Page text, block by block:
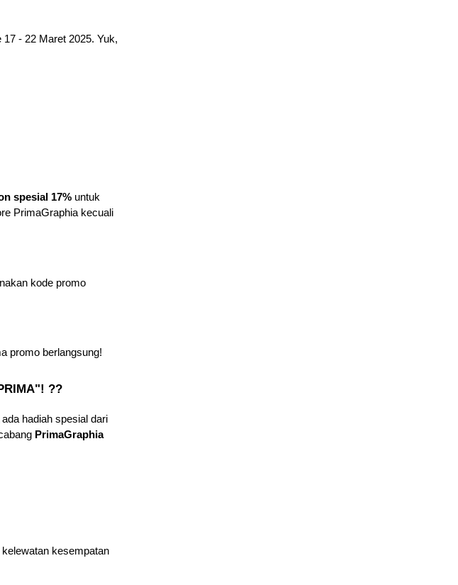
- 22 Maret 2025. Yuk,
spesial 17% untuk
PrimaGraphia kecuali
promo berlangsung!
??
ada hadiah spesial dari
PrimaGraphia
kesempatan